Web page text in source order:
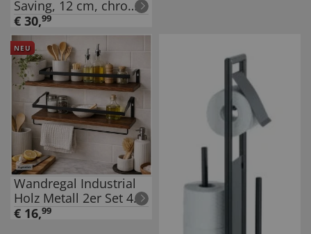
Saving, 12 cm, chrom,
ABS, weiß, 3
Funktionen,
wassersparend
€ 30,99
NEU
Wandregal Industrial
Holz Metall 2er Set 41
cm mit
€ 16,99